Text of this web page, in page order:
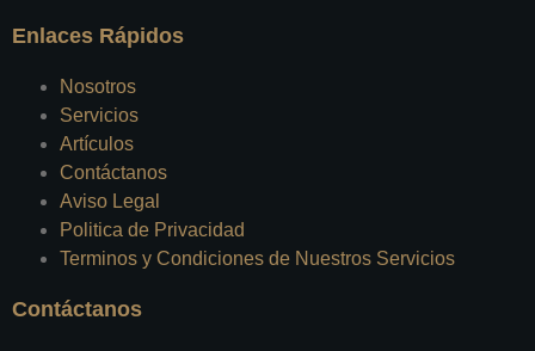
Enlaces Rápidos
Nosotros
Servicios
Artículos
Contáctanos
Aviso Legal
Politica de Privacidad
Terminos y Condiciones de Nuestros Servicios
Contáctanos